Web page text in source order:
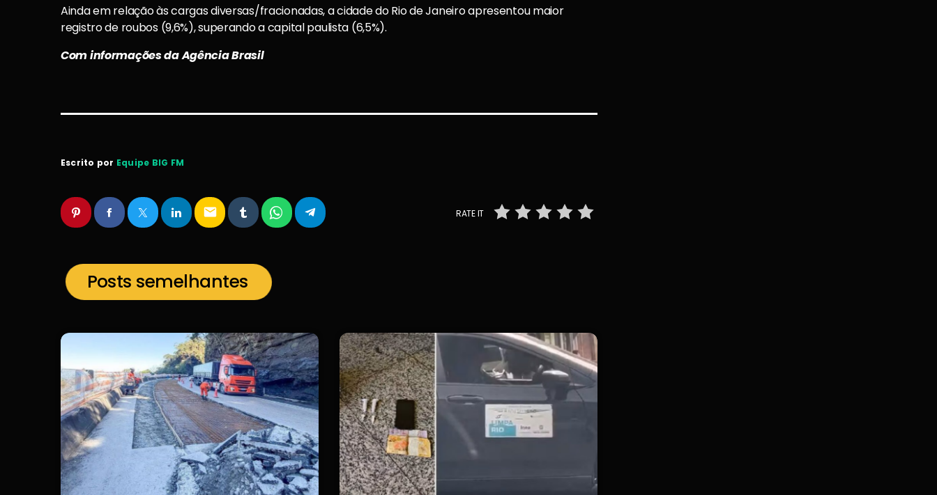
Ainda em relação às cargas diversas/fracionadas, a cidade do Rio de Janeiro apresentou maior
registro de roubos (9,6%), superando a capital paulista (6,5%).
Com informações da Agência Brasil
Escrito por Equipe BIG FM
email RATE IT
Posts semelhantes